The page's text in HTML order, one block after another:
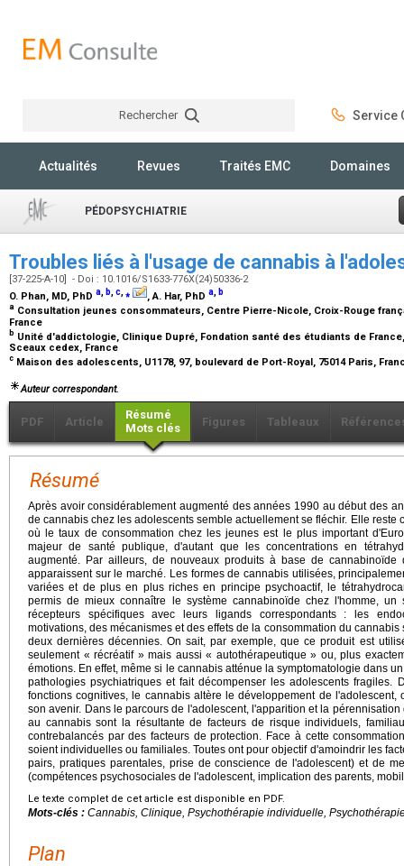
Rechercher Service
Actualités Revues Traités EMC Domaines
PÉDOPSYCHIATRIE
Troubles liés à l'usage de cannabis à
[37-225-A-10] - Doi : 10.1016/S1633-776X(24)50336-2
O. Phan, MD, PhD a, b,c,⁎ , A. Har, PhD a, b
a Consultation jeunes consommateurs, Centre Pierre-Nicole, Croix-Rouge
France
b Unité d'addictologie, Clinique Dupré, Fondation santé des étudiants de France,
Sceaux cedex, France
c Maison des adolescents, U1178, 97, boulevard de Port-Royal, 75014 Paris,
Auteur correspondant.
PDF Article
Résumé
Mots clés
Figures Tableaux
Résumé
Après avoir considérablement augmenté des années 1990 au début des
de cannabis chez les adolescents semble actuellement se fléchir. Elle reste
où le taux de consommation chez les jeunes est le plus important
majeur de santé publique, d'autant que les concentrations en
augmenté. Par ailleurs, de nouveaux produits à base de cannabinoïde
apparaissent sur le marché. Les formes de cannabis utilisées,
variées et de plus en plus riches en principe psychoactif, le
permis de mieux connaître le système cannabinoïde chez l'homme,
récepteurs spécifiques avec leurs ligands correspondants : les
motivations, des mécanismes et des effets de la consommation du
deux dernières décennies. On sait, par exemple, que ce produit est
seulement « récréatif » mais aussi « autothérapeutique » ou, plus
émotions. En effet, même si le cannabis atténue la symptomatologie dans
pathologies psychiatriques et fait décompenser les adolescents fragiles.
fonctions cognitives, le cannabis altère le développement de
son avenir. Dans le parcours de l'adolescent, l'apparition et la
au cannabis sont la résultante de facteurs de risque individuels,
contrebalancés par des facteurs de protection. Face à cette
soient individuelles ou familiales. Toutes ont pour objectif d'amoindrir les
pairs, pratiques parentales, prise de conscience de l'adolescent) et de
(compétences psychosociales de l'adolescent, implication des parents,
Le texte complet de cet article est disponible en PDF.
Mots-clés : Cannabis, Clinique, Psychothérapie individuelle,
Plan